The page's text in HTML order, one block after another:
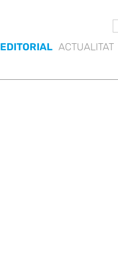
EDITORIAL ACTUALITAT